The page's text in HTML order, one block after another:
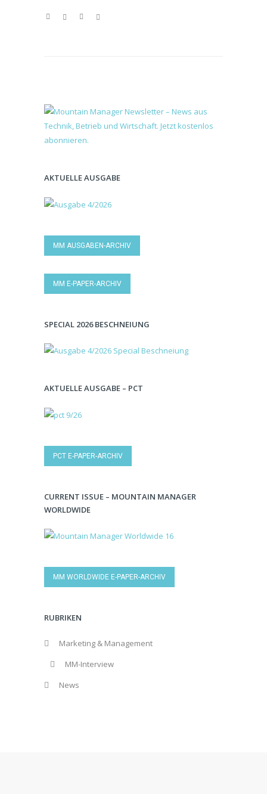
AKTUELLE AUSGABE
MM AUSGABEN-ARCHIV
MM E-PAPER-ARCHIV
SPECIAL 2026 BESCHNEIUNG
AKTUELLE AUSGABE – PCT
PCT E-PAPER-ARCHIV
CURRENT ISSUE – MOUNTAIN MANAGER
WORLDWIDE
MM WORLDWIDE E-PAPER-ARCHIV
RUBRIKEN
Marketing & Management
MM-Interview
News